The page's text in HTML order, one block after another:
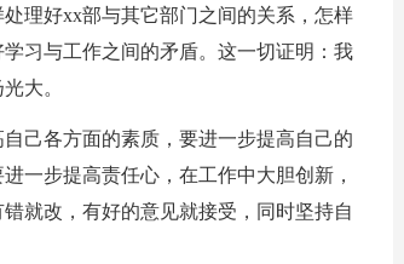
理好xx部与其它部门之间的关系，怎样
习与工作之间的矛盾。这一切证明：我
大。
己各方面的素质，要进一步提高自己的
一步提高责任心，在工作中大胆创新，
就改，有好的意见就接受，同时坚持自